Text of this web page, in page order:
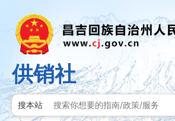
供销社
搜本站